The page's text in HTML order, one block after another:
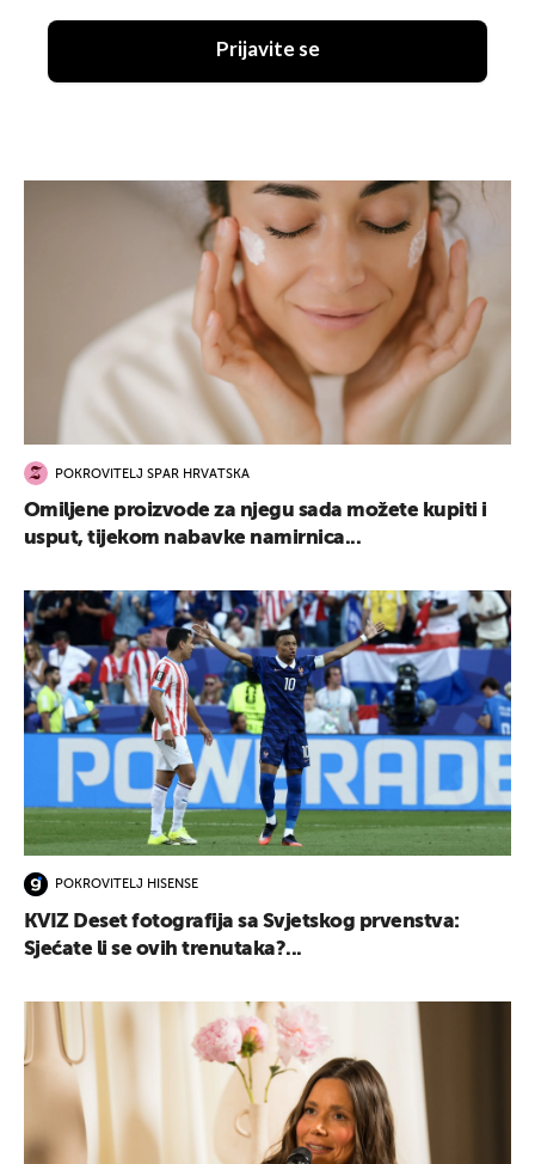
Prijavite se
POKROVITELJ SPAR HRVATSKA
Omiljene proizvode za njegu sada možete kupiti i
usput, tijekom nabavke namirnica...
POKROVITELJ HISENSE
KVIZ Deset fotografija sa Svjetskog prvenstva:
Sjećate li se ovih trenutaka?...